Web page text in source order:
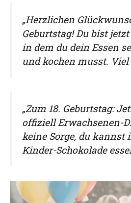
„Herzlichen
Geburtstag! Du bist
in dem du dein Essen
und kochen musst. Viel
„Zum 18. Geburtstag:
offiziell Erwachsenen-
keine Sorge, du kannst
Kinder-Schokolade